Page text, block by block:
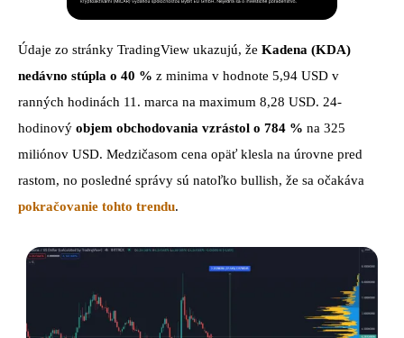
Údaje zo stránky TradingView ukazujú, že Kadena (KDA)
nedávno stúpla o 40 % z minima v hodnote 5,94 USD v
ranných hodinách 11. marca na maximum 8,28 USD. 24-
hodinový objem obchodovania vzrástol o 784 % na 325
miliónov USD. Medzičasom cena opäť klesla na úrovne pred
rastom, no posledné správy sú natoľko bullish, že sa očakáva
pokračovanie tohto trendu.